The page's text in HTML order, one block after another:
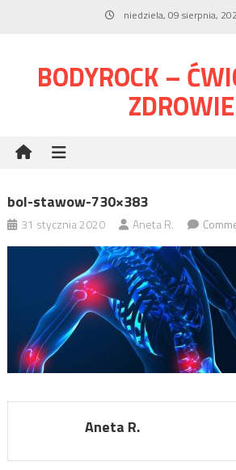
niedziela, 09 sierpnia,
BODYROCK –
ZDROWIE
bol-stawow-730×383
31 stycznia 2020 Aneta R.
Aneta R.